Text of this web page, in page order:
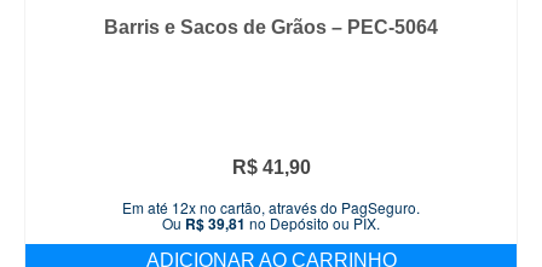
Barris e Sacos de Grãos – PEC-5064
R$41,90
Em até 12x no cartão, através do PagSeguro.
Ou R$39,81 no Depósito ou PIX.
ADICIONAR AO CARRINHO